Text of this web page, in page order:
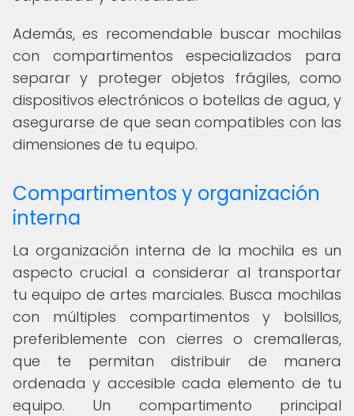
Además, es recomendable buscar mochilas
con compartimentos especializados para
separar y proteger objetos frágiles, como
dispositivos electrónicos o botellas de agua, y
asegurarse de que sean compatibles con las
dimensiones de tu equipo.
Compartimentos y organización
interna
La organización interna de la mochila es un
aspecto crucial a considerar al transportar
tu equipo de artes marciales. Busca mochilas
con múltiples compartimentos y bolsillos,
preferiblemente con cierres o cremalleras,
que te permitan distribuir de manera
ordenada y accesible cada elemento de tu
equipo. Un compartimento principal